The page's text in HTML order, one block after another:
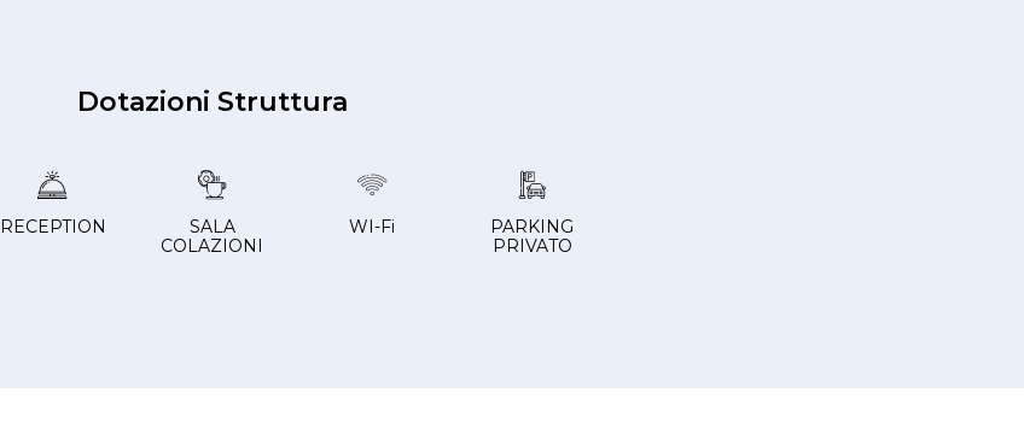
Dotazioni Struttura
RECEPTION
SALA
COLAZIONI
WI-Fi
PARKING
PRIVATO